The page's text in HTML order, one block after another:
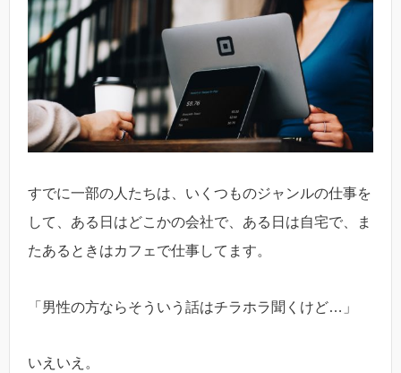
すでに一部の人たちは、いくつものジャンルの仕事を
して、ある日はどこかの会社で、ある日は自宅で、ま
たあるときはカフェで仕事してます。
「男性の方ならそういう話はチラホラ聞くけど…」
いえいえ。